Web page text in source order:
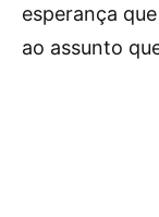
esperança
ao assunto